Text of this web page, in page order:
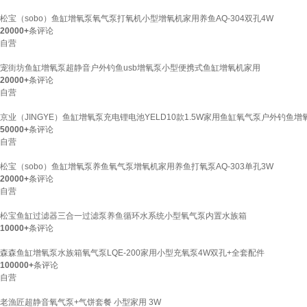
松宝（sobo）鱼缸增氧泵氧气泵打氧机小型增氧机家用养鱼AQ-304双孔4W
20000+条评论
自营
宠街坊鱼缸增氧泵超静音户外钓鱼usb增氧泵小型便携式鱼缸增氧机家用
20000+条评论
自营
京业（JINGYE）鱼缸增氧泵充电锂电池YELD10款1.5W家用鱼缸氧气泵户外钓鱼增
50000+条评论
自营
松宝（sobo）鱼缸增氧泵养鱼氧气泵增氧机家用养鱼打氧泵AQ-303单孔3W
20000+条评论
自营
松宝鱼缸过滤器三合一过滤泵养鱼循环水系统小型氧气泵内置水族箱
10000+条评论
森森鱼缸增氧泵水族箱氧气泵LQE-200家用小型充氧泵4W双孔+全套配件
100000+条评论
自营
老漁匠超静音氧气泵+气饼套餐 小型家用 3W